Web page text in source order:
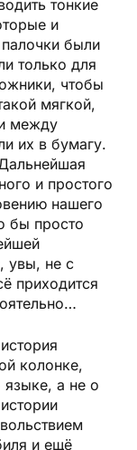
тонкие
и
были
только для
чтобы
мягкой,
между
их в бумагу.
и простого
нашего
бы просто
увы, не с
приходится
колонке,
языке, а не о
и ещё